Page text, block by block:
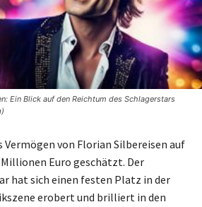
Ein Blick auf den Reichtum des Schlagerstars
Vermögen von Florian Silbereisen auf
Euro geschätzt. Der
hat sich einen festen Platz in der
erobert und brilliert in den